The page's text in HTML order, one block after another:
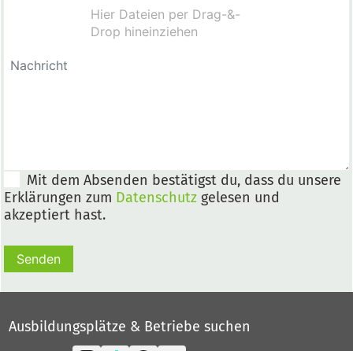
Mit dem Absenden bestätigst du, dass du unsere
Erklärungen zum Datenschutz gelesen und
akzeptiert hast.
Senden
Ausbildungsplätze & Betriebe suchen